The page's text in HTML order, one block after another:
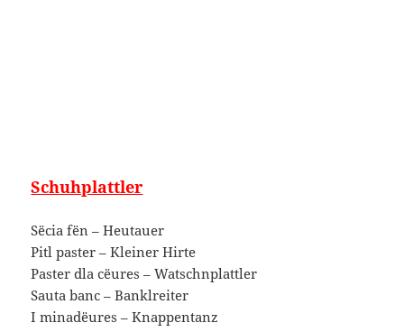
Schuhplattler
Sëcia fën – Heutauer
Pitl paster – Kleiner Hirte
Paster dla cëures – Watschnplattler
Sauta banc – Banklreiter
I minadëures – Knappentanz